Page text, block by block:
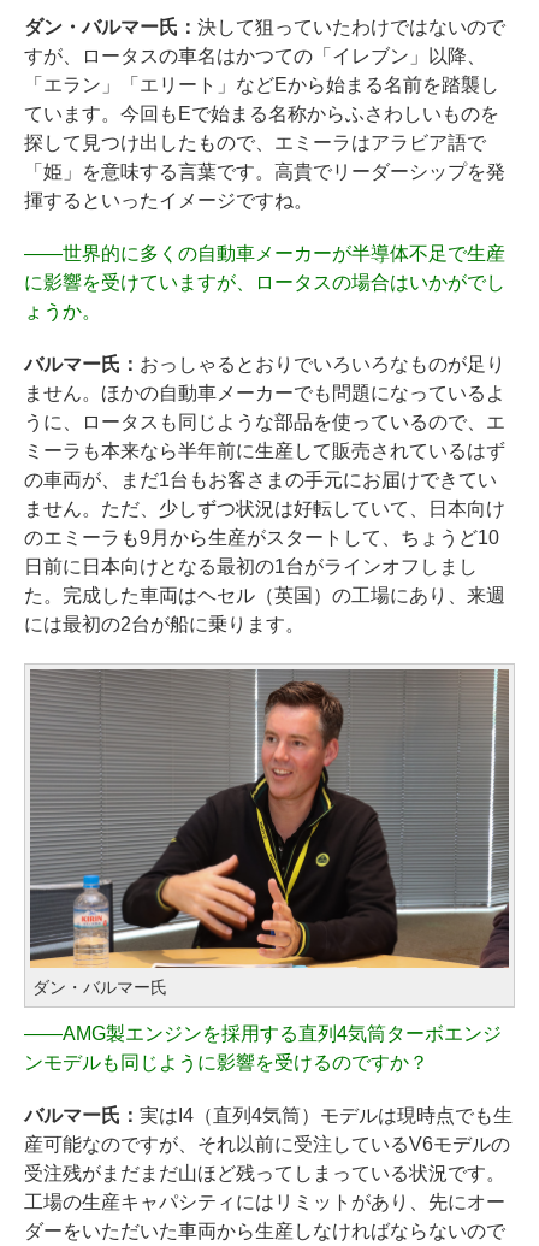
ダン・バルマー氏： 決して狙っていたわけではないので
すが、ロータスの車名はかつての「イレブン」以降、
「エラン」「エリート」などEから始まる名前を踏襲し
ています。今回もEで始まる名称からふさわしいものを
探して見つけ出したもので、エミーラはアラビア語で
「姫」を意味する言葉です。高貴でリーダーシップを発
揮するといったイメージですね。
――世界的に多くの自動車メーカーが半導体不足で生産
に影響を受けていますが、ロータスの場合はいかがでし
ょうか。
バルマー氏： おっしゃるとおりでいろいろなものが足り
ません。ほかの自動車メーカーでも問題になっているよ
うに、ロータスも同じような部品を使っているので、エ
ミーラも本来なら半年前に生産して販売されているはず
の車両が、まだ1台もお客さまの手元にお届けできてい
ません。ただ、少しずつ状況は好転していて、日本向け
のエミーラも9月から生産がスタートして、ちょうど10
日前に日本向けとなる最初の1台がラインオフしまし
た。完成した車両はヘセル（英国）の工場にあり、来週
には最初の2台が船に乗ります。
ダン・バルマー氏
――AMG製エンジンを採用する直列4気筒ターボエンジ
ンモデルも同じように影響を受けるのですか？
バルマー氏： 実はI4（直列4気筒）モデルは現時点でも生
産可能なのですが、それ以前に受注しているV6モデルの
受注残がまだまだ山ほど残ってしまっている状況です。
工場の生産キャパシティにはリミットがあり、先にオー
ダーをいただいた車両から生産しなければならないので